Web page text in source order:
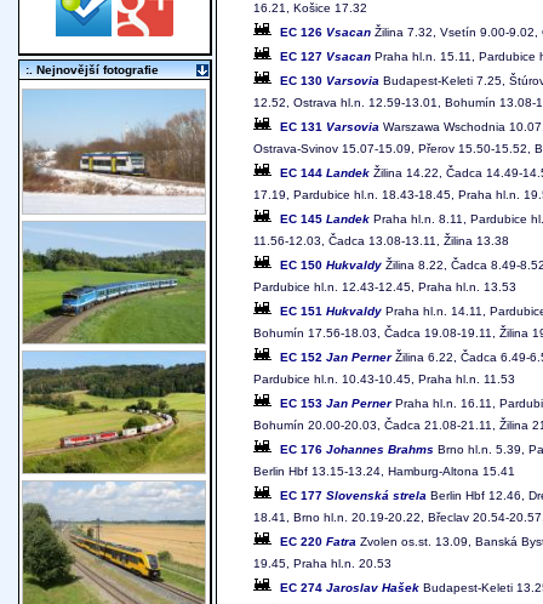
16.21, Košice 17.32
EC 126 Vsacan Žilina 7.32, Vsetín 9.00-9.02,
EC 127 Vsacan Praha hl.n. 15.11, Pardubice
EC 130 Varsovia Budapest-Keleti 7.25,
12.52, Ostrava hl.n. 12.59-13.01, Bohumín 13.08-
EC 131 Varsovia Warszawa Wschodnia
Ostrava-Svinov 15.07-15.09, Přerov 15.50-15.52,
EC 144 Landek Žilina 14.22, Čadca 14.49-
17.19, Pardubice hl.n. 18.43-18.45, Praha hl.n.
EC 145 Landek Praha hl.n. 8.11, Pardubice
11.56-12.03, Čadca 13.08-13.11, Žilina 13.38
EC 150 Hukvaldy Žilina 8.22, Čadca 8.49-
Pardubice hl.n. 12.43-12.45, Praha hl.n. 13.53
EC 151 Hukvaldy Praha hl.n. 14.11,
Bohumín 17.56-18.03, Čadca 19.08-19.11, Žilina
EC 152 Jan PernerŽilina 6.22, Čadca 6.49-
Pardubice hl.n. 10.43-10.45, Praha hl.n. 11.53
EC 153 Jan PernerPraha hl.n. 16.11,
Bohumín 20.00-20.03, Čadca 21.08-21.11, Žilina
EC 176 Johannes Brahms Brno hl.n. 5.39,
Berlin Hbf 13.15-13.24, Hamburg-Altona 15.41
EC 177 Slovenská strela Berlin Hbf 12.46,
18.41, Brno hl.n. 20.19-20.22, Břeclav 20.54-
EC 220 Fatra Zvolen os.st. 13.09, Banská
19.45, Praha hl.n. 20.53
EC 274 Jaroslav Hašek Budapest-Keleti
:. Nejnovější fotografie